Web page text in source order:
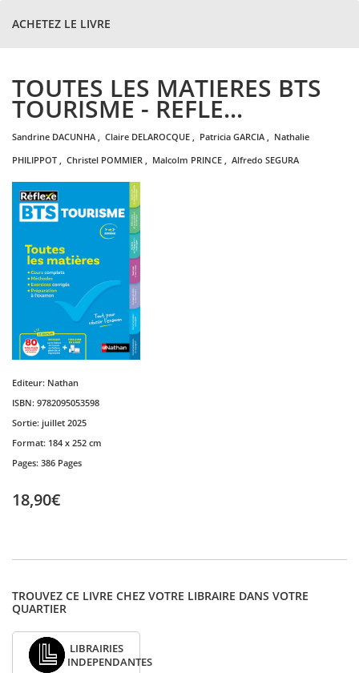
ACHETEZ LE LIVRE
TOUTES LES MATIERES BTS
TOURISME - REFLE...
sandrine DACUNHA , claire DELAROCQUE , patricia GARCIA ,
nathalie
PHILIPPOT , christel POMMIER , malcolm PRINCE , alfredo SEGURA
Editeur: Nathan
ISBN: 9782095053598
Sortie: juillet 2025
Format: 184 x 252 cm
Pages: 386 Pages
18,90€
TROUVEZ CE LIVRE CHEZ VOTRE LIBRAIRE DANS VOTRE
QUARTIER
LIBRAIRIES
INDEPENDANTES